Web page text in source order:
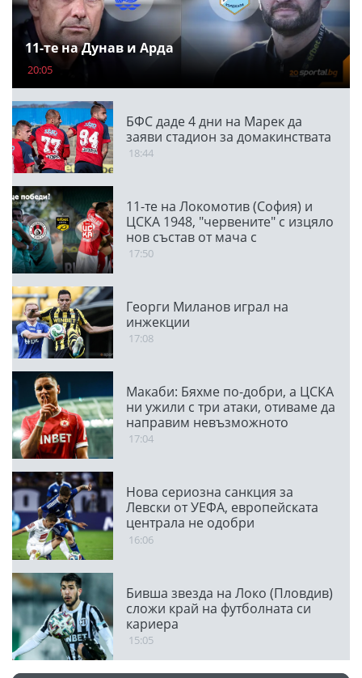
11-те на Дунав и Арда
20:05
БФС даде 4 дни на Марек да
заяви стадион за домакинствата
18:44
11-те на Локомотив (София) и
ЦСКА 1948, "червените" с изцяло
нов състав от мача с
Панатинайкос
17:50
Георги Миланов играл на
инжекции
17:08
Макаби: Бяхме по-добри, а ЦСКА
ни ужили с три атаки, отиваме да
направим невъзможното
17:04
Нова сериозна санкция за
Левски от УЕФА, европейската
централа не одобри
транспарант
16:06
Бивша звезда на Локо (Пловдив)
сложи край на футболната си
кариера
15:05